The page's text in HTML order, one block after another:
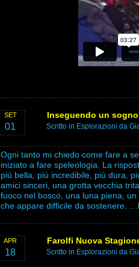
SET
01
Inseguendo un sogno
Scritto in Esplorazioni da
Ogni tanto mi chiedo come fare a
iniziato a fare speleologia. La
più bella, più incredibile, più dura,
amici sinceri, una grotta vecchia
fuoco nel bosco, una luna piena,
che appare difficile da sostenere.
APR
18
Farolfi Nuova
Scritto in Esplorazioni da